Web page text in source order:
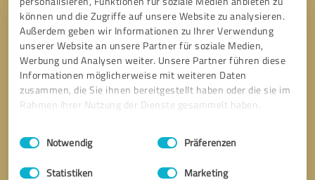
können und die Zugriffe auf unsere Website zu analysieren.
Außerdem geben wir Informationen zu Ihrer Verwendung
unserer Website an unsere Partner für soziale Medien,
Werbung und Analysen weiter. Unsere Partner führen diese
Informationen möglicherweise mit weiteren Daten
zusammen, die Sie ihnen bereitgestellt haben oder die sie im
Rahmen Ihrer Nutzung der Dienste gesammelt haben.
Impressum Datenschutzbestimmungen
Einwilligungsauswahl
Notwendig Präferenzen
Statistiken Marketing